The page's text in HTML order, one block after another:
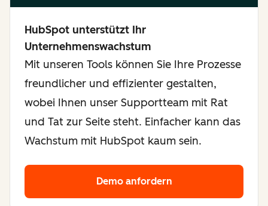
HubSpot unterstützt Ihr
Unternehmenswachstum
Mit unseren Tools können Sie Ihre Prozesse
freundlicher und effizienter gestalten,
wobei Ihnen unser Supportteam mit Rat
und Tat zur Seite steht. Einfacher kann das
Wachstum mit HubSpot kaum sein.
Demo anfordern